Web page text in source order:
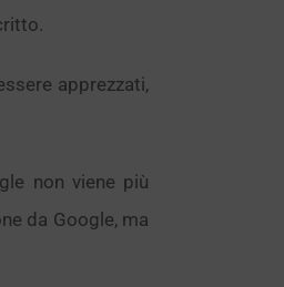
apprezzati,
non viene più
da Google, ma